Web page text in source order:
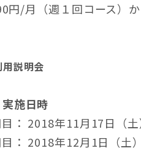
円/月（週１回コース）
用説明会
実施日時
： 2018年11月17日（土
： 2018年12月1日（土）